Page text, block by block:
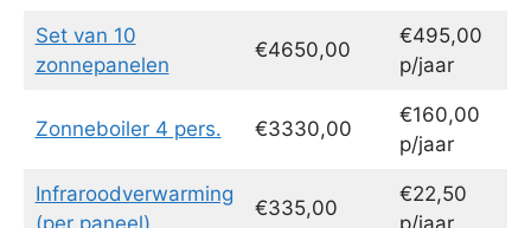
Set van 10
zonnepanelen
€4650,00
€495,00
p/jaar
Zonneboiler 4 pers. €3330,00
€160,00
p/jaar
Infraroodverwarming
€335,00
€22,50